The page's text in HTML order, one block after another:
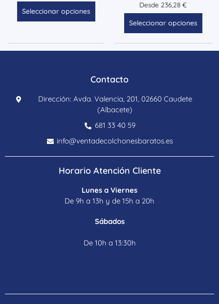
Seleccionar opciones
Desde 236,28 €
Seleccionar opciones
Contacto
Dirección: Avda. Valencia, 201, 02660 Caudete
(Albacete)
681 33 40 59
info@ventadecolchonesbaratos.es
Horario Atención Cliente
Lunes a Viernes
De 9h a 13h y de 15h a 20h
Sábados
De 10h a 13:30h